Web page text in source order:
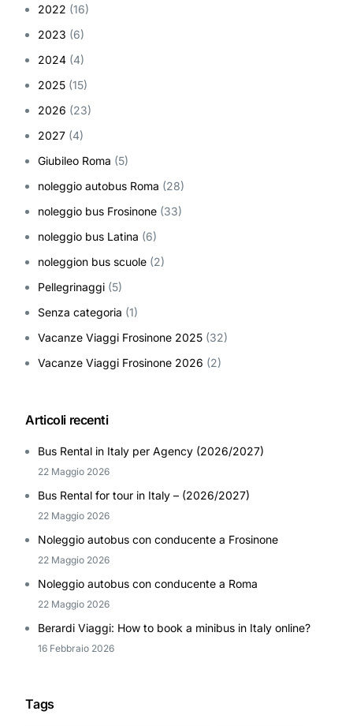
2022 (16)
2023 (6)
2024 (4)
2025 (15)
2026 (23)
2027 (4)
Giubileo Roma (5)
noleggio autobus Roma (28)
noleggio bus Frosinone (33)
noleggio bus Latina (6)
noleggion bus scuole (2)
Pellegrinaggi (5)
Senza categoria (1)
Vacanze Viaggi Frosinone 2025 (32)
Vacanze Viaggi Frosinone 2026 (2)
Articoli recenti
Bus Rental in Italy per Agency (2026/2027)
22 Maggio 2026
Bus Rental for tour in Italy – (2026/2027)
22 Maggio 2026
Noleggio autobus con conducente a Frosinone
22 Maggio 2026
Noleggio autobus con conducente a Roma
22 Maggio 2026
Berardi Viaggi: How to book a minibus in Italy online?
16 Febbraio 2026
Tags